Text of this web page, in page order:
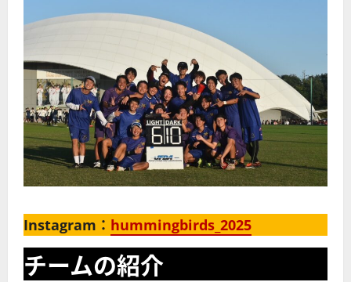
Instagram： hummingbirds_2025
チームの紹介